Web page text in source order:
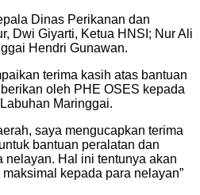
Dinas Perikanan dan
Dwi Giyarti, Ketua HNSI; Nur Ali
Hendri Gunawan.
terima kasih atas bantuan
oleh PHE OSES kepada
Maringgai.
saya mengucapkan terima
bantuan peralatan dan
nelayan. Hal ini tentunya akan
kepada para nelayan”